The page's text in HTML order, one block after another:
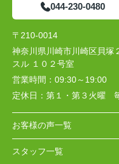
044-230-0480
〒210-0014
神奈川県川崎市川崎区貝塚
スル １０２号室
営業時間： 09:30～19:00
定休日： 第１・第３火曜
お客様の声一覧
スタッフ一覧